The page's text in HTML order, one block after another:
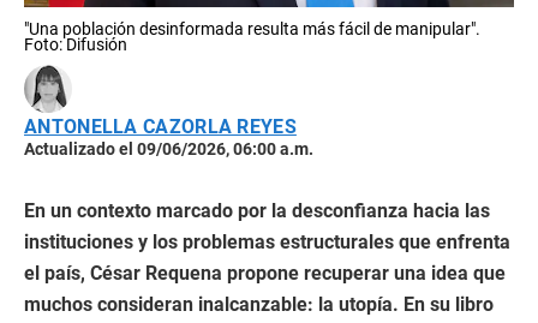
"Una población desinformada resulta más fácil de manipular".
Foto: Difusión
ANTONELLA CAZORLA REYES
Actualizado el 09/06/2026, 06:00 a.m.
En un contexto marcado por la desconfianza hacia las
instituciones y los problemas estructurales que enfrenta
el país, César Requena propone recuperar una idea que
muchos consideran inalcanzable: la utopía. En su libro